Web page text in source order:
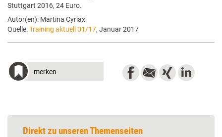
Stuttgart 2016, 24 Euro.
Autor(en): Martina Cyriax
Quelle:Training aktuell 01/17, Januar 2017
merken
Direkt zu unseren Themenseiten